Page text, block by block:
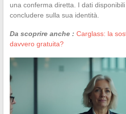
una conferma diretta. I dati
concludere sulla sua identità.
Da scoprire anche : Carglass: la
davvero gratuita?